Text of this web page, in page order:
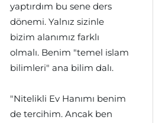
yaptırdım bu sene ders
dönemi. Yalnız sizinle
bizim alanımız farklı
olmalı. Benim "temel islam
bilimleri" ana bilim dalı.
"Nitelikli Ev Hanımı benim
de tercihim. Ancak ben